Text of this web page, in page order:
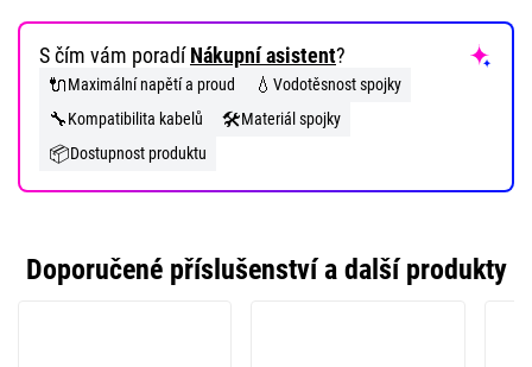
S čím vám poradíNákupní asistent?
🔌Maximální napětí a proud 💧 Vodotěsnost spojky
🔧Kompatibilita kabelů 🛠️Materiál spojky
📦Dostupnost produktu
Doporučené příslušenství a další produkty